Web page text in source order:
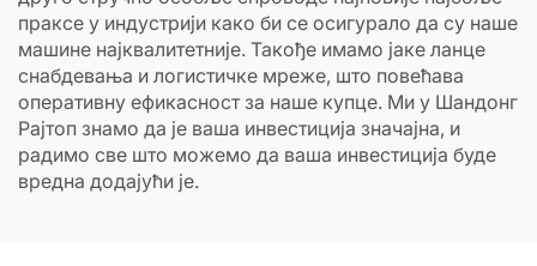
праксе у индустрији како би се осигурало да су наше
машине најквалитетније. Такође имамо јаке ланце
снабдевања и логистичке мреже, што повећава
оперативну ефикасност за наше купце. Ми у Шандонг
Рајтоп знамо да је ваша инвестиција значајна, и
радимо све што можемо да ваша инвестиција буде
вредна додајући је.